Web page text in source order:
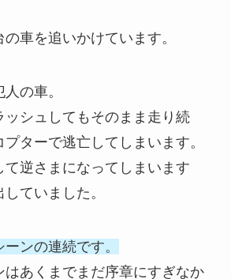
車を追いかけています。
の車。
ッシュしてもそのまま走り続
ターで逃亡してしまいます。
て逆さまになってしまいます
ていました。
ンの連続です。
はあくまでまだ序章にすぎなか